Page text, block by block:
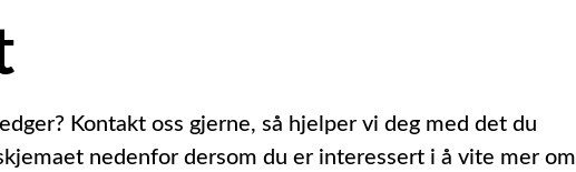
Kontakt oss gjerne, så hjelper vi deg med det du
nedenfor dersom du er interessert i å vite mer om